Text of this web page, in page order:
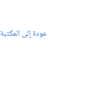
عودة إلى المكتبة